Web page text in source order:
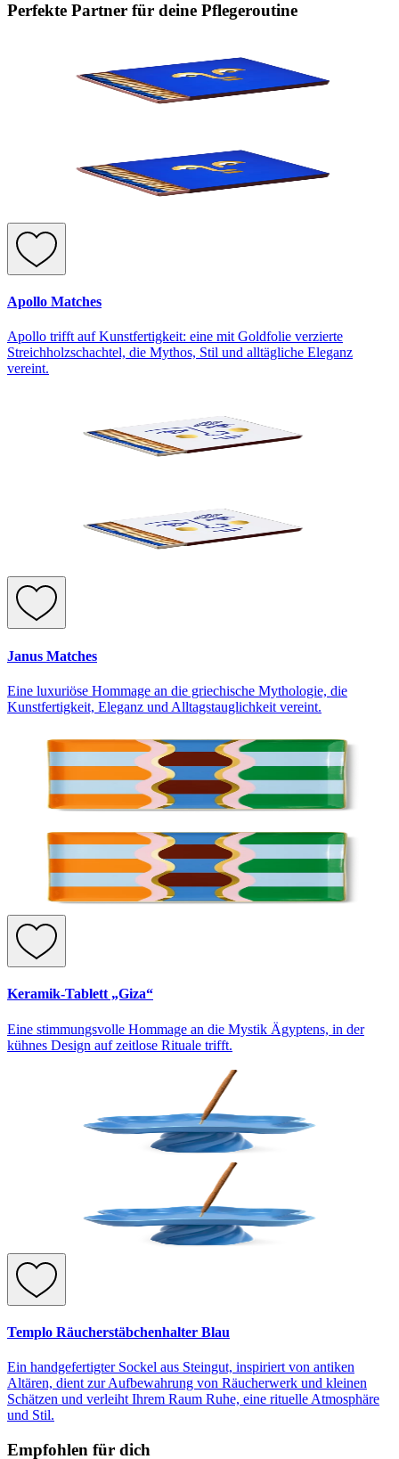
Perfekte Partner für deine Pflegeroutine
Apollo Matches
Apollo trifft auf Kunstfertigkeit: eine mit Goldfolie verzierte
Streichholzschachtel, die Mythos, Stil und alltägliche Eleganz
vereint.
Janus Matches
Eine luxuriöse Hommage an die griechische Mythologie, die
Kunstfertigkeit, Eleganz und Alltagstauglichkeit vereint.
Keramik-Tablett „Giza“
Eine stimmungsvolle Hommage an die Mystik Ägyptens, in der
kühnes Design auf zeitlose Rituale trifft.
Templo Räucherstäbchenhalter Blau
Ein handgefertigter Sockel aus Steingut, inspiriert von antiken
Altären, dient zur Aufbewahrung von Räucherwerk und kleinen
Schätzen und verleiht Ihrem Raum Ruhe, eine rituelle Atmosphäre
und Stil.
Empfohlen für dich